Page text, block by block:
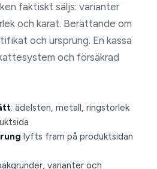
faktiskt säljs: varianter
och karat. Berättande om
och ursprung. En kassa
och försäkrad
: ädelsten, metall, ringstorlek
lyfts fram på produktsidan
varianter och